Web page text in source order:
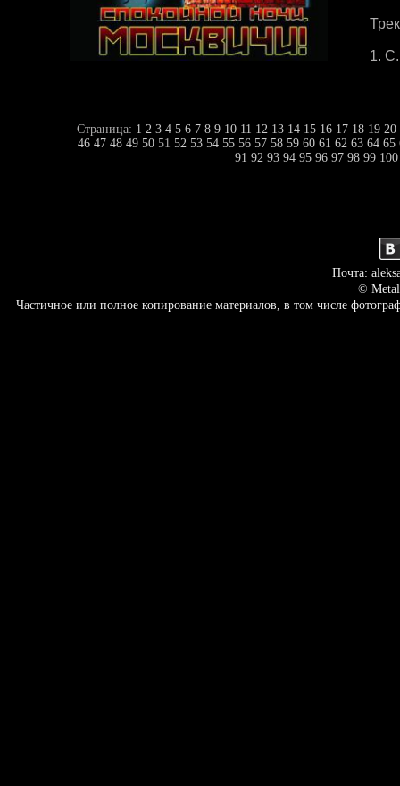
1.
Страница: 1 2 3 4 5 6 7 8 9 10 11 12 13 14 15 16 17 18 19 20
46 47 48 49 50 51 52 53 54 55 56 57 58 59 60 61 62 63 64 65
91 92 93 94 95 96 97 98 99 100
Почта:
©
Частичное или полное копирование материалов, в том числе